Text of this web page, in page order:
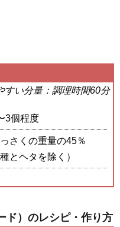
すい分量：調理時間60分
3個程度
さくの重量の45％
種とヘタを除く）
ド）のレシピ・作り方